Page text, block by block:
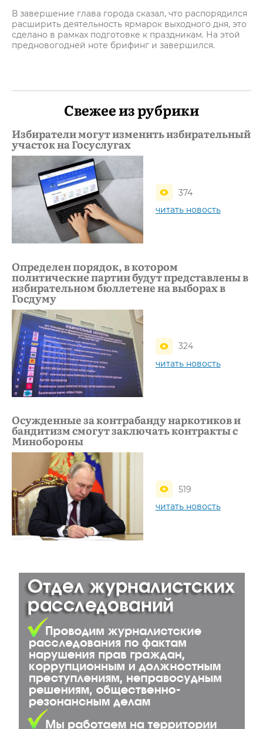
В завершение глава города сказал, что распорядился
расширить деятельность ярмарок выходного дня, это
сделано в рамках подготовке к праздникам. На этой
предновогодней ноте брифинг и завершился.
Свежее из рубрики
Избиратели могут изменить избирательный
участок на Госуслугах
374
читать новость
Определен порядок, в котором
политические партии будут представлены в
избирательном бюллетене на выборах в
Госдуму
324
читать новость
Осужденные за контрабанду наркотиков и
бандитизм смогут заключать контракты с
Минобороны
519
читать новость